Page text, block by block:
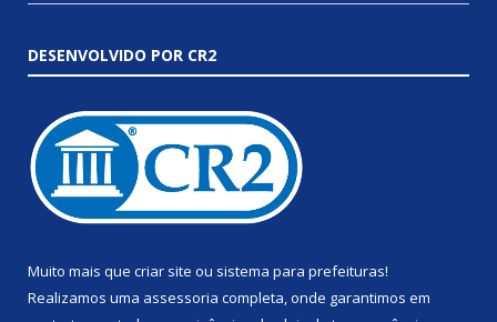
DESENVOLVIDO POR CR2
Muito mais que criar site ou sistema para prefeituras!
Realizamos uma assessoria completa, onde garantimos em